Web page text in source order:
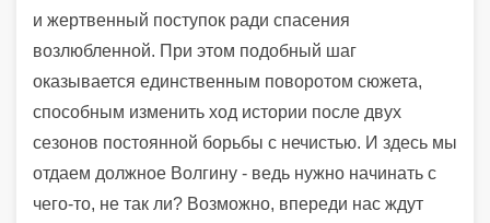
и жертвенный поступок ради спасения
возлюбленной. При этом подобный шаг
оказывается единственным поворотом сюжета,
способным изменить ход истории после двух
сезонов постоянной борьбы с нечистью. И здесь мы
отдаем должное Волгину - ведь нужно начинать с
чего-то, не так ли? Возможно, впереди нас ждут